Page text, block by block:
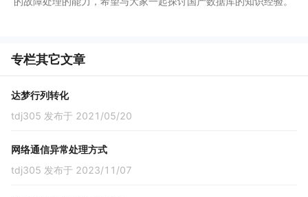
专栏其它文章
达梦行列转化
tdj305 发布于 2021/05/20
网络通信异常处理方式
tdj305 发布于 2023/11/07